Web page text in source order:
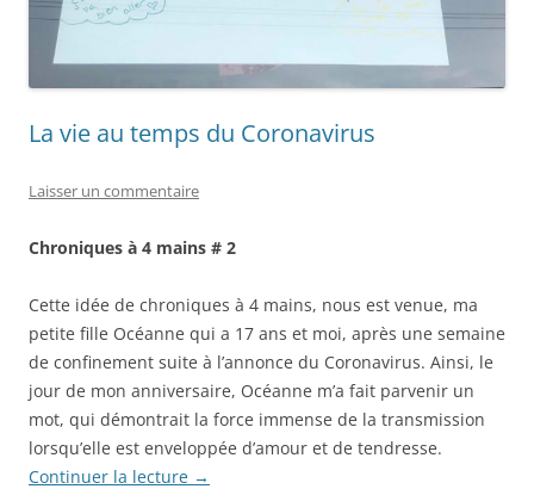
La vie au temps du Coronavirus
Laisser un commentaire
Chroniques à 4 mains # 2
Cette idée de chroniques à 4 mains, nous est venue, ma
petite fille Océanne qui a 17 ans et moi, après une semaine
de confinement suite à l’annonce du Coronavirus. Ainsi, le
jour de mon anniversaire, Océanne m’a fait parvenir un
mot, qui démontrait la force immense de la transmission
lorsqu’elle est enveloppée d’amour et de tendresse.
Continuer la lecture →